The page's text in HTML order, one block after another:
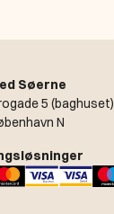
Søerne
5 (baghuset)
N